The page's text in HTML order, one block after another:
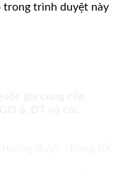
trong trình duyệt này